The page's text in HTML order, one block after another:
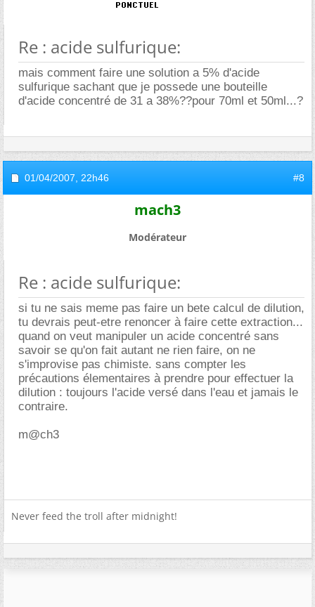
Re : acide sulfurique:
mais comment faire une solution a 5% d'acide
sulfurique sachant que je possede une bouteille
d'acide concentré de 31 a 38%??pour 70ml et 50ml...?
01/04/2007, 22h46 #8
mach3
Modérateur
Re : acide sulfurique:
si tu ne sais meme pas faire un bete calcul de dilution,
tu devrais peut-etre renoncer à faire cette extraction...
quand on veut manipuler un acide concentré sans
savoir se qu'on fait autant ne rien faire, on ne
s'improvise pas chimiste. sans compter les
précautions élementaires à prendre pour effectuer la
dilution : toujours l'acide versé dans l'eau et jamais le
contraire.
m@ch3
Never feed the troll after midnight!